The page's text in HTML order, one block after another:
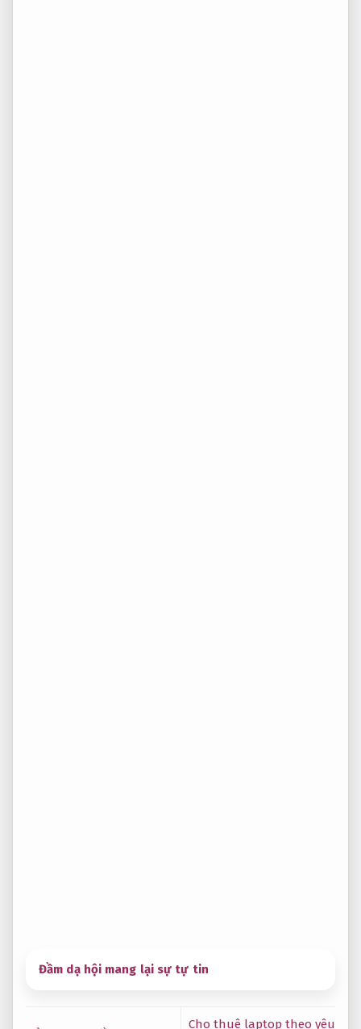
Đầm dạ hội mang lại sự tự tin
Cho thuê laptop theo yêu